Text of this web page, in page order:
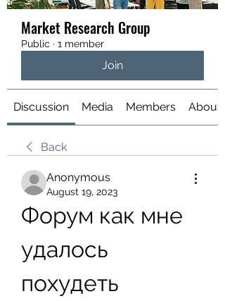
Market Research Group
Public · 1 member
Join
Discussion Media Members About
Back
Anonymous
August 19, 2023
Форум как мне
удалось
похудеть